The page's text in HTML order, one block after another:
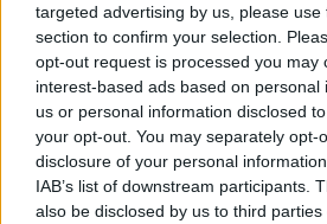
targeted advertising by us, please
section to confirm your selection.
opt-out request is processed you may
interest-based ads based on personal
us or personal information disclosed
your opt-out. You may separately opt-
disclosure of your personal
IAB’s list of downstream participants.
also be disclosed by us to third parties
Einar Lode får gratulasjoner fra
Asbjørn Bakken i FIL.
Sport